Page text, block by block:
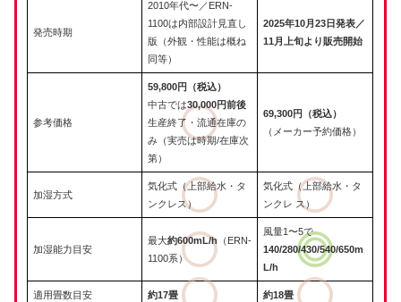
発売時期
2010年代〜／ERN-
1100は内部設計見直し
版（外観・性能は概ね
同等）
2025年10月23日発表／
11月上旬より販売開始
参考価格
59,800円（税込）
中古では30,000円前後
生産終了・流通在庫の
み（実売は時期/在庫次
第）
69,300円（税込）
（メーカー予約価格）
加湿方式
気化式（上部給水・タ
ンクレス）
気化式（上部給水・タ
ンクレ ス）
加湿能力目安
最大約600mL/h （ERN-
1100系）
風量1〜5で
140/280/430/540/650m
L/h
適用畳数目安 約17畳 約18畳